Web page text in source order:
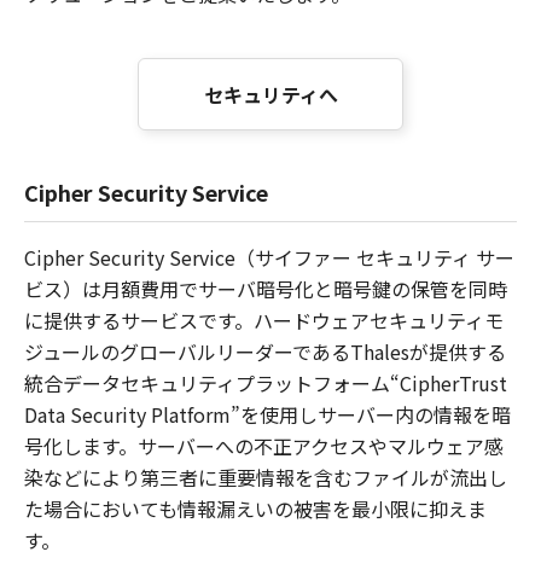
セキュリティへ
Cipher Security Service
Cipher Security Service（サイファー セキュリティ サー
ビス）は月額費用でサーバ暗号化と暗号鍵の保管を同時
に提供するサービスです。ハードウェアセキュリティモ
ジュールのグローバルリーダーであるThalesが提供する
統合データセキュリティプラットフォーム“CipherTrust
Data Security Platform”を使用しサーバー内の情報を暗
号化します。サーバーへの不正アクセスやマルウェア感
染などにより第三者に重要情報を含むファイルが流出し
た場合においても情報漏えいの被害を最小限に抑えま
す。